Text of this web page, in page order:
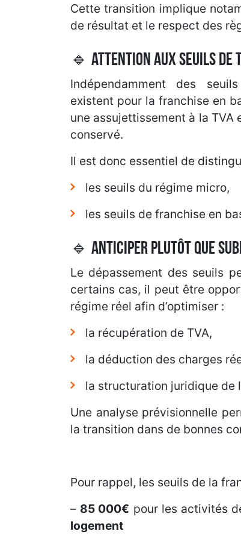
Cette transition implique
de résultat et le respect des
🔹 Attention aux seuils de
Indépendamment des
existent pour la franchise en
une assujettissement à la TVA
conservé.
Il est donc essentiel de
les seuils du régime micro,
les seuils de franchise en
🔹 Anticiper plutôt que
Le dépassement des seuils
certains cas, il peut être
régime réel afin d’optimiser :
la récupération de TVA,
la déduction des charges
la structuration juridique de
Une analyse prévisionnelle
la transition dans de bonnes
Pour rappel, les seuils de la
– 85 000€ pour les activités
logement